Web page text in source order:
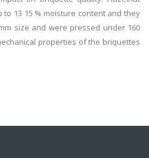
13 15 % moisture content and they
size and were pressed under 160
properties of the briquettes